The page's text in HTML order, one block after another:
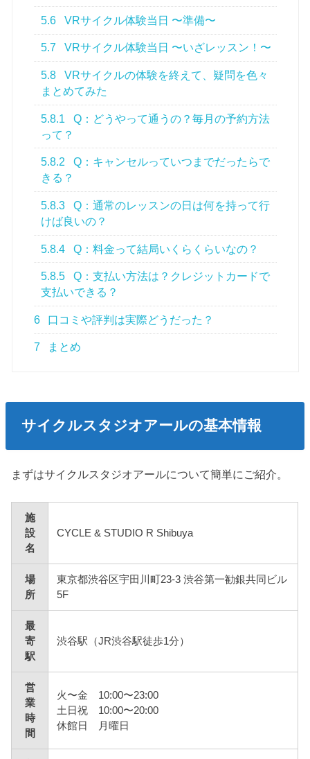
5.6 VRサイクル体験当日 〜準備〜
5.7 VRサイクル体験当日 〜いざレッスン！〜
5.8
VRサイクルの体験を終えて、疑問を色々
まとめてみた
5.8.1
Q：どうやって通うの？毎月の予約方法
って？
5.8.2
Q：キャンセルっていつまでだったらで
きる？
5.8.3
Q：通常のレッスンの日は何を持って行
けば良いの？
5.8.4 Q：料金って結局いくらくらいなの？
5.8.5
Q：支払い方法は？クレジットカードで
支払いできる？
6 口コミや評判は実際どうだった？
7 まとめ
サイクルスタジオアールの基本情報
まずはサイクルスタジオアールについて簡単にご紹介。
施
設
名
CYCLE & STUDIO R Shibuya
場
所
東京都渋谷区宇田川町23-3 渋谷第一勧銀共同ビル
5F
最
寄
駅
渋谷駅（JR渋谷駅徒歩1分）
営
業
時
間
火〜金 10:00〜23:00
土日祝 10:00〜20:00
休館日 月曜日